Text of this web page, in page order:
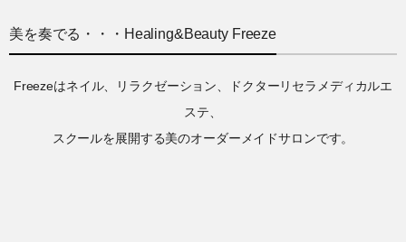
美を奏でる・・・Healing&Beauty Freeze
Freezeはネイル、リラクゼーション、ドクターリセラメディカルエ
ステ、
スクールを展開する美のオーダーメイドサロンです。